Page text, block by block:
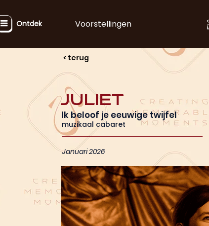
Ontdek Voorstellingen
< terug
muzikaal cabaret
Juliet
Ik beloof je eeuwige twijfel
Januari 2026